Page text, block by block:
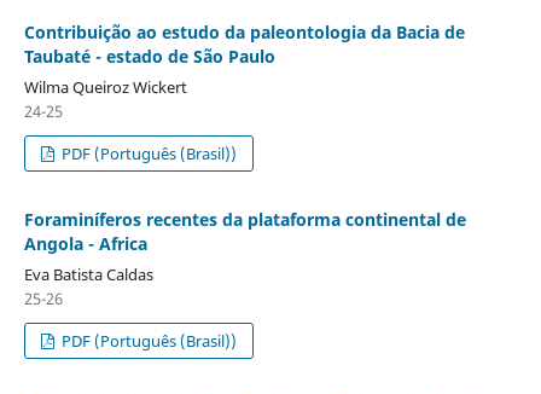
Contribuição ao estudo da paleontologia da Bacia de
Taubaté - estado de São Paulo
Wilma Queiroz Wickert
24-25
PDF (Português (Brasil))
Foraminíferos recentes da plataforma continental de
Angola - Africa
Eva Batista Caldas
25-26
PDF (Português (Brasil))